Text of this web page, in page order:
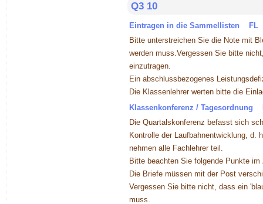
Q3 10
Eintragen in die Sammellisten FL
Bitte unterstreichen Sie die Note mit
werden muss.Vergessen Sie bitte
einzutragen.
Ein abschlussbezogenes
Die Klassenlehrer werten bitte die
Klassenkonferenz / Tagesordnung
Die Quartalskonferenz befasst sich
Kontrolle der Laufbahnentwicklung, d.
nehmen alle Fachlehrer teil.
Bitte beachten Sie folgende Punkte
Die Briefe müssen mit der Post
Vergessen Sie bitte nicht, dass ein
muss.